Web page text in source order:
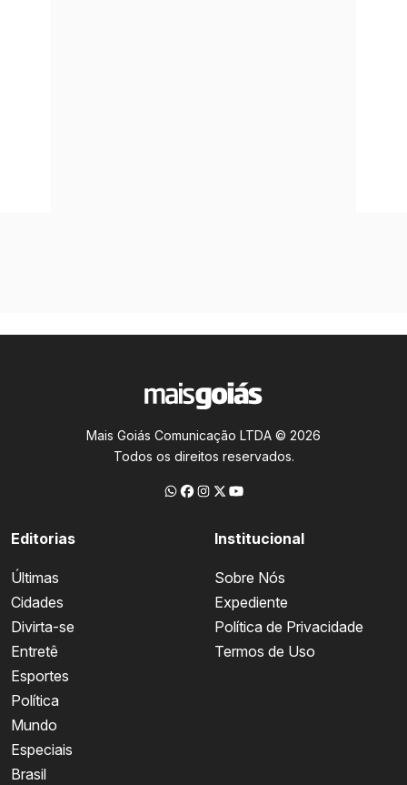
Mais Goiás Comunicação LTDA © 2026
Todos os direitos reservados.
Editorias
Últimas
Cidades
Divirta-se
Entretê
Esportes
Política
Mundo
Especiais
Brasil
Institucional
Sobre Nós
Expediente
Política de Privacidade
Termos de Uso